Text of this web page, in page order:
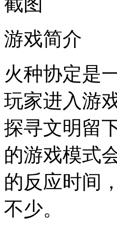
游戏简介
火种协定是
玩家进入游
探寻文明留
的游戏模式
的反应时间
不少。